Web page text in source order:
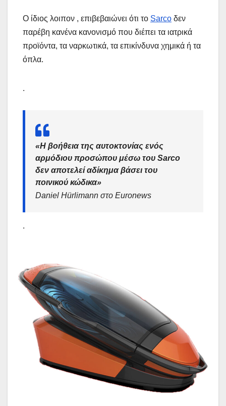
Ο ίδιος λοιπον , επιβεβαιώνει ότι το Sarco δεν
παρέβη κανένα κανονισμό που διέπει τα ιατρικά
προϊόντα, τα ναρκωτικά, τα επικίνδυνα χημικά ή τα
όπλα.
.
«Η βοήθεια της αυτοκτονίας ενός
αρμόδιου προσώπου μέσω του Sarco
δεν αποτελεί αδίκημα βάσει του
ποινικού κώδικα»
Daniel Hürlimann στο Euronews
.